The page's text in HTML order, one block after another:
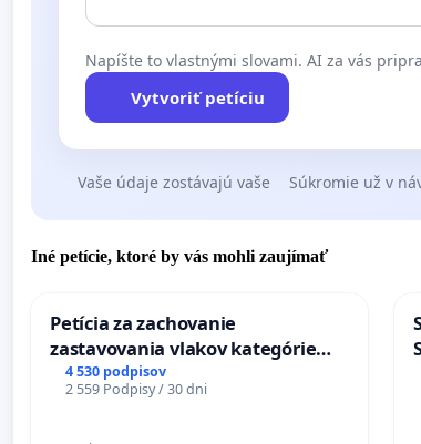
Napíšte to vlastnými slovami. AI za vás
Vytvoriť petíciu
Vaše údaje zostávajú vaše Súkromie už v
Iné petície, ktoré by vás mohli zaujímať
Petícia za zachovanie
zastavovania vlakov kategórie
Expres (Ex) TATRAN v železničnej
stanici Púchov
4 530 podpisov
2 559 Podpisy / 30 dni